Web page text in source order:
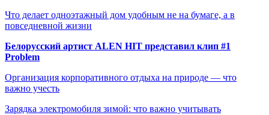
Что делает одноэтажный дом удобным не на бумаге, а в
повседневной жизни
Белорусский артист ALEN HIT представил клип #1
Problem
Организация корпоративного отдыха на природе — что
важно учесть
Зарядка электромобиля зимой: что важно учитывать